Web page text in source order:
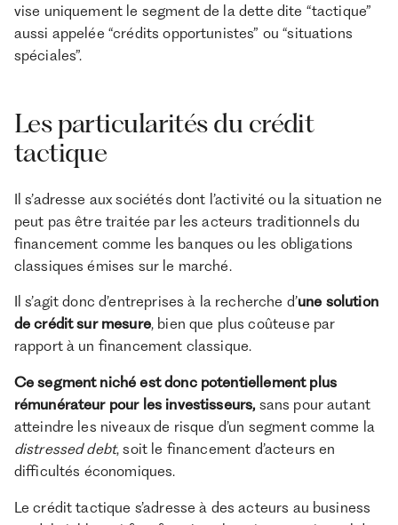
vise uniquement le segment de la dette dite “tactique”
aussi appelée “crédits opportunistes” ou “situations
spéciales”.
Les particularités du crédit
tactique
Il s’adresse aux sociétés dont l’activité ou la situation ne
peut pas être traitée par les acteurs traditionnels du
financement comme les banques ou les obligations
classiques émises sur le marché.
Il s’agit donc d’entreprises à la recherche d’une solution
de crédit sur mesure, bien que plus coûteuse par
rapport à un financement classique.
Ce segment niché est donc potentiellement plus
rémunérateur pour les investisseurs, sans pour autant
atteindre les niveaux de risque d’un segment comme la
distressed debt, soit le financement d’acteurs en
difficultés économiques.
Le crédit tactique s’adresse à des acteurs au business